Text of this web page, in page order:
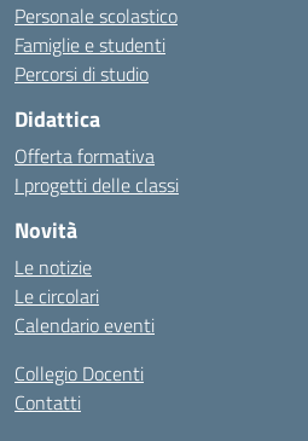
Personale scolastico
Famiglie e studenti
Percorsi di studio
Didattica
Offerta formativa
I progetti delle classi
Novità
Le notizie
Le circolari
Calendario eventi
Collegio Docenti
Contatti